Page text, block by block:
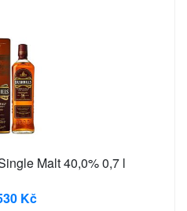
Malt 40,0% 0,7 l
Kč